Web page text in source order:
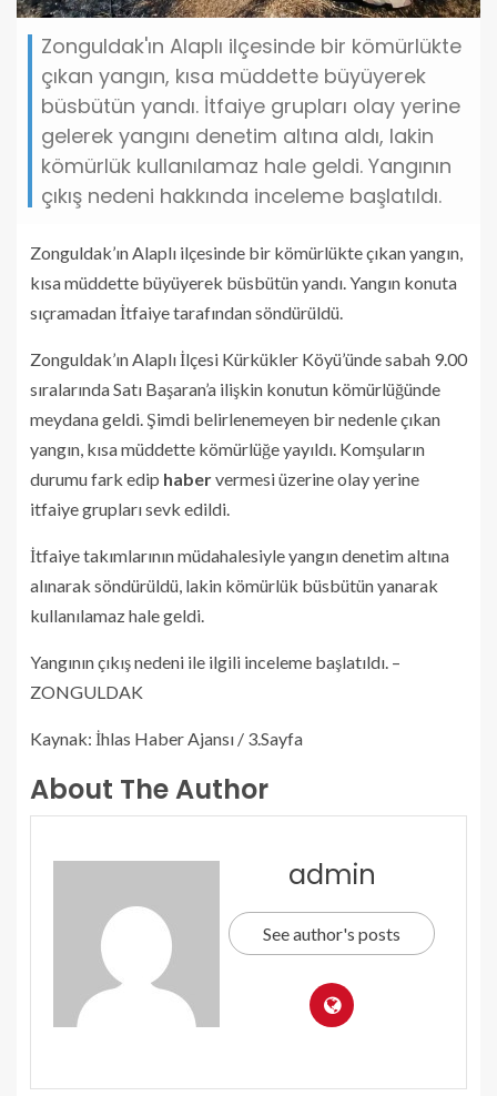
Zonguldak'ın Alaplı ilçesinde bir kömürlükte
çıkan yangın, kısa müddette büyüyerek
büsbütün yandı. İtfaiye grupları olay yerine
gelerek yangını denetim altına aldı, lakin
kömürlük kullanılamaz hale geldi. Yangının
çıkış nedeni hakkında inceleme başlatıldı.
Zonguldak’ın Alaplı ilçesinde bir kömürlükte çıkan yangın,
kısa müddette büyüyerek büsbütün yandı. Yangın konuta
sıçramadan İtfaiye tarafından söndürüldü.
Zonguldak’ın Alaplı İlçesi Kürkükler Köyü’ünde sabah 9.00
sıralarında Satı Başaran’a ilişkin konutun kömürlüğünde
meydana geldi. Şimdi belirlenemeyen bir nedenle çıkan
yangın, kısa müddette kömürlüğe yayıldı. Komşuların
durumu fark edip habervermesi üzerine olay yerine
itfaiye grupları sevk edildi.
İtfaiye takımlarının müdahalesiyle yangın denetim altına
alınarak söndürüldü, lakin kömürlük büsbütün yanarak
kullanılamaz hale geldi.
Yangının çıkış nedeni ile ilgili inceleme başlatıldı. –
ZONGULDAK
Kaynak: İhlas Haber Ajansı / 3.Sayfa
About The Author
admin
See author's posts